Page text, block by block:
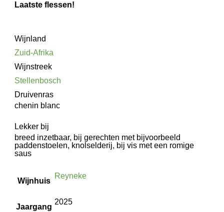
Laatste flessen!
Wijnland
Zuid-Afrika
Wijnstreek
Stellenbosch
Druivenras
chenin blanc
Lekker bij
breed inzetbaar, bij gerechten met bijvoorbeeld
paddenstoelen, knolselderij, bij vis met een romige
saus
Wijnhuis
Reyneke
Jaargang
2025